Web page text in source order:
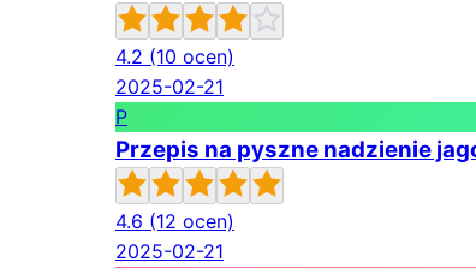
4.2 (10 ocen)
2025-02-21
P
Przepis na pyszne nadzienie
4.6 (12 ocen)
2025-02-21